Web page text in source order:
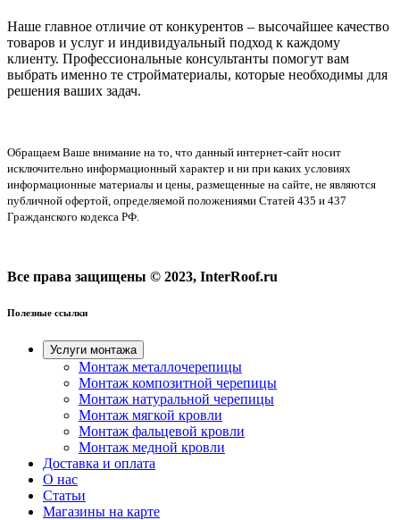
Наше главное отличие от конкурентов – высочайшее качество
товаров и услуг и индивидуальный подход к каждому
клиенту. Профессиональные консультанты помогут вам
выбрать именно те стройматериалы, которые необходимы для
решения ваших задач.
Обращаем Ваше внимание на то, что данный интернет-сайт носит
исключительно информационный характер и ни при каких условиях
информационные материалы и цены, размещенные на сайте, не являются
публичной офертой, определяемой положениями Статей 435 и 437
Гражданского кодекса РФ.
Все права защищены © 2023, InterRoof.ru
Полезные ссылки
Услуги монтажа
Монтаж металлочерепицы
Монтаж композитной черепицы
Монтаж натуральной черепицы
Монтаж мягкой кровли
Монтаж фальцевой кровли
Монтаж медной кровли
Доставка и оплата
О нас
Cтатьи
Магазины на карте